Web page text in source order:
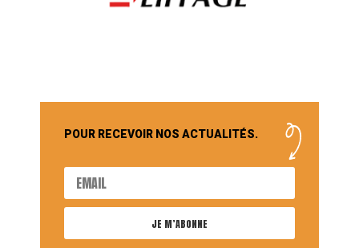
POUR RECEVOIR NOS ACTUALITÉS.
JE M’ABONNE